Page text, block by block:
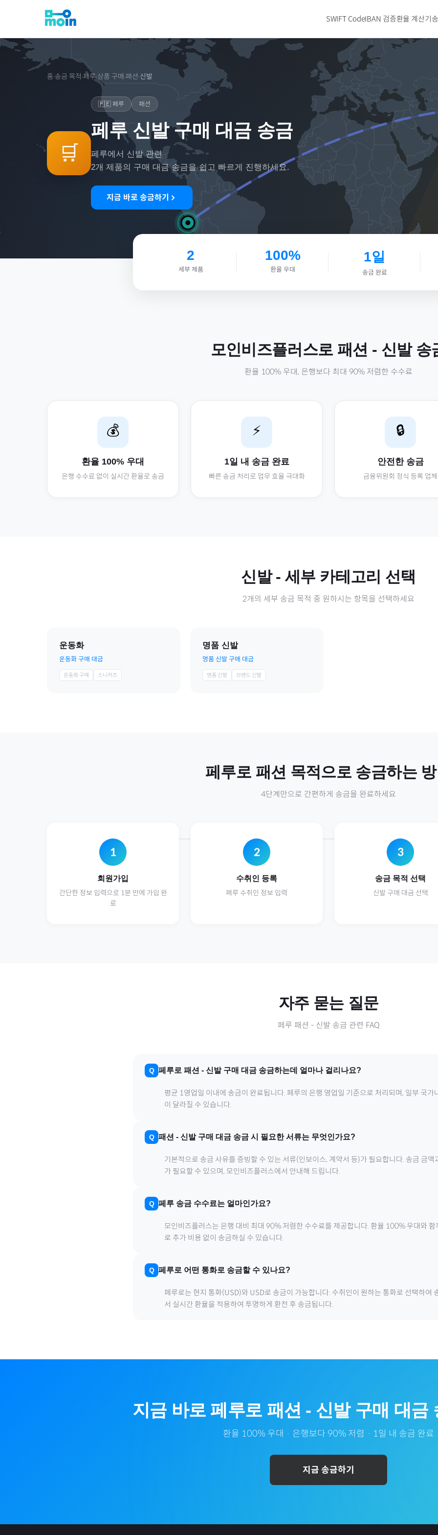
SWIFT CodeIBAN 검증환율 계산기
홈›송금 목적 ›페루›상품 구매 ›패션 ›신발
🛒
🇵🇪페루 패션
페루 신발 구매 대금 송금
페루에서 신발관련
2개 제품의 구매 대금 송금을 쉽고 빠르게 진행하세요.
지금 바로 송금하기
2
세부 제품
100%
환율 우대
1일
송금 완료
모인비즈플러스로 패션 - 신발송
환율 100% 우대, 은행보다 최대 90% 저렴한 수수료
💰
환율 100% 우대
은행 수수료 없이 실시간 환율로 송금
⚡
1일 내 송금 완료
빠른 송금 처리로 업무 효율 극대화
🔒
안전한 송금
금융위원회 정식 등록 업체
신발- 세부 카테고리 선택
2개의 세부 송금 목적 중 원하시는 항목을 선택하세요
운동화
운동화 구매 대금
운동화 구매 스니커즈
명품 신발
명품 신발 구매 대금
명품 신발 브랜드 신발
페루로 패션 목적으로 송금하는
4단계만으로 간편하게 송금을 완료하세요
1
회원가입
간단한 정보 입력으로 1분 만에 가입 완
료
2
수취인 등록
페루 수취인 정보 입력
3
송금 목적 선택
신발구매 대금 선택
자주 묻는 질문
페루 패션 - 신발 송금 관련 FAQ
페루로 패션 - 신발구매 대금 송금하는데 얼마나 걸리나요?
평균 1영업일 이내에 송금이 완료됩니다. 페루의 은행 영업일 기준으로 처리되며, 일부 국가
이 달라질 수 있습니다.
패션 - 신발구매 대금 송금 시 필요한 서류는 무엇인가요?
기본적으로 송금 사유를 증빙할 수 있는 서류(인보이스, 계약서 등)가 필요합니다. 송금 금액
가 필요할 수 있으며, 모인비즈플러스에서 안내해 드립니다.
페루 송금 수수료는 얼마인가요?
모인비즈플러스는 은행 대비 최대 90% 저렴한 수수료를 제공합니다. 환율 100% 우대와
로 추가 비용 없이 송금하실 수 있습니다.
페루로 어떤 통화로 송금할 수 있나요?
페루로는 현지 통화(USD)와 USD로 송금이 가능합니다. 수취인이 원하는 통화로 선택하여
서 실시간 환율을 적용하여 투명하게 환전 후 송금됩니다.
지금 바로 페루로 패션 - 신발구매 대금
환율 100% 우대 · 은행보다 90% 저렴 · 1일 내 송금 완료
지금 송금하기